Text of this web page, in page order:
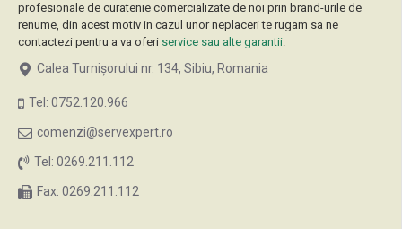
profesionale de curatenie comercializate de noi prin brand-urile de
renume, din acest motiv in cazul unor neplaceri te rugam sa ne
contactezi pentru a va oferi service sau alte garantii.
Calea Turnișorului nr. 134, Sibiu, Romania
Tel: 0752.120.966
comenzi@servexpert.ro
Tel: 0269.211.112
Fax: 0269.211.112